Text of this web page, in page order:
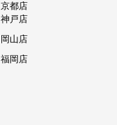
京都店
神戸店
岡山店
福岡店